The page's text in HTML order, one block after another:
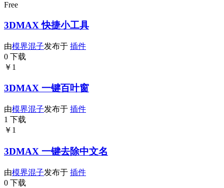
Free
3DMAX 快捷小工具
由模界混子发布于 插件
0 下载
￥1
3DMAX 一键百叶窗
由模界混子发布于 插件
1 下载
￥1
3DMAX 一键去除中文名
由模界混子发布于 插件
0 下载